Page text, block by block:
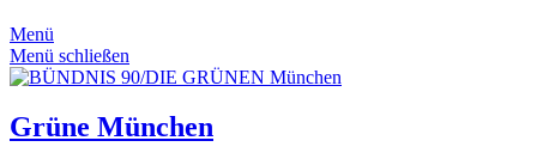
Menü
Menü schließen
Grüne München